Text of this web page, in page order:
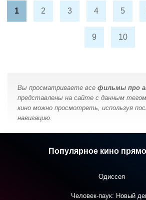
1 2 3 4 5
9 10
Вы просматриваете все фильмы про
представлены на сайте с данным
кино можно просмотреть, используя
навигацию.
Популярное кино
Одиссея
Человек-паук: Новый